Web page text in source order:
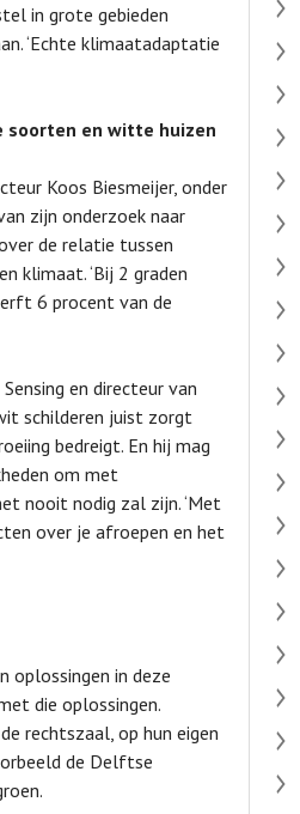
in grote gebieden
‘Echte klimaatadaptatie
soorten en witte huizen
Koos Biesmeijer, onder
zijn onderzoek naar
de relatie tussen
klimaat. ‘Bij 2 graden
6 procent van de
en directeur van
schilderen juist zorgt
bedreigt. En hij mag
om met
nooit nodig zal zijn. ‘Met
over je afroepen en het
oplossingen in deze
die oplossingen.
rechtszaal, op hun eigen
de Delftse